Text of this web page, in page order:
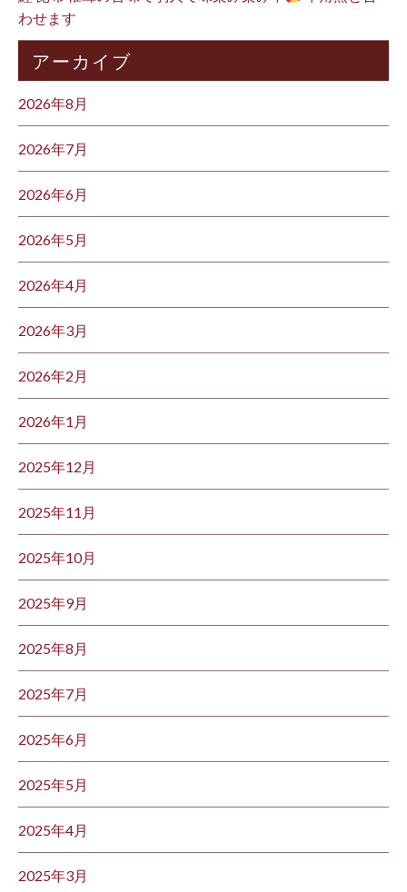
わせます
アーカイブ
2026年8月
2026年7月
2026年6月
2026年5月
2026年4月
2026年3月
2026年2月
2026年1月
2025年12月
2025年11月
2025年10月
2025年9月
2025年8月
2025年7月
2025年6月
2025年5月
2025年4月
2025年3月